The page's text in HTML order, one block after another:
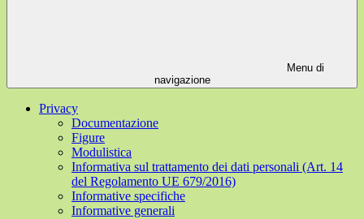
Menu di
navigazione
Privacy
Documentazione
Figure
Modulistica
Informativa sul trattamento dei dati personali (Art. 14
del Regolamento UE 679/2016)
Informative specifiche
Informative generali